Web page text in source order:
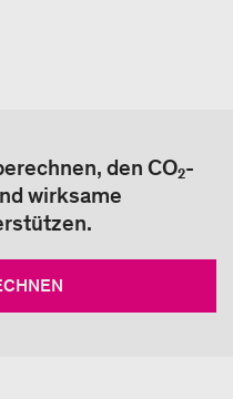
den CO₂-
wirksame